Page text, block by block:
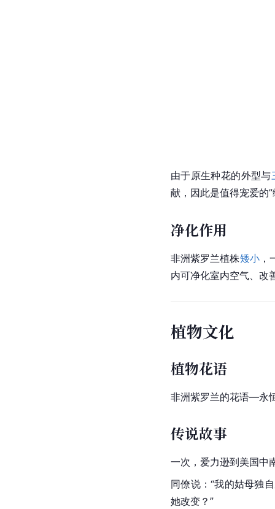
由于原生种花的外型与
献，因此是值得宠爱的
净化作用
非洲紫罗兰植株矮小，
内可净化室内空气、改
植物文化
植物花语
非洲紫罗兰的花语—永
传说故事
一次，爱力逊到美国中
同僚说：“我的姑母独
她改变？”